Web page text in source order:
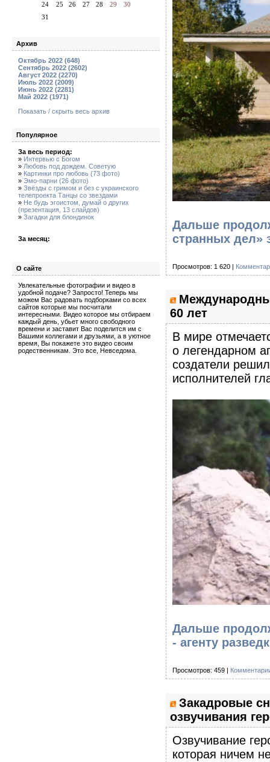
24
25 26 27 28 29
30
31
Архив
Октябрь 2022 (648)
Сентябрь 2022 (2602)
Август 2022 (2270)
Июль 2022 (2009)
Июнь 2022 (2281)
Май 2022 (1971)
Показать / скрыть весь архив
Популярное
За весь период:
» Интервью с Богом
» Любовь под дождем. Советую
» Картинки про любовь (73 фото)
» Эмо-парни (26 фото)
» Звёзды с гримом и без с украинского
телепроекта Танцы со звездами
» Не будь эгоистом, думай о других
(презентация, 13 слайдов)
» Загадки для блондинок
За месяц:
О сайте
Увлекательные фотографии и видео в
удобной подаче? Запросто! Теперь мы
можем Вас радовать подборками со всех
сайтов которые мы посчитали
интересными. Видео которое мы отбираем
каждый день, убьет много свободного
времени и заставит Вас поделится им с
Вашими коллегами и друзьями, а в уютное
время, Вы покажете это видео своим
родественникам. Это все, Невседома.
Дальше
странных дел»
Просмотров: 1 620 |
60 лет
В мире
о легендарном
создатели
исполнителей
Дальше
- агенту
Просмотров: 459 |
Закадровые
озвучивания
Озвучивание
которая ничем